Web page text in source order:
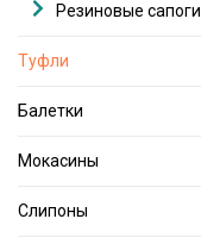
Резиновые сапоги
Туфли
Балетки
Мокасины
Слипоны